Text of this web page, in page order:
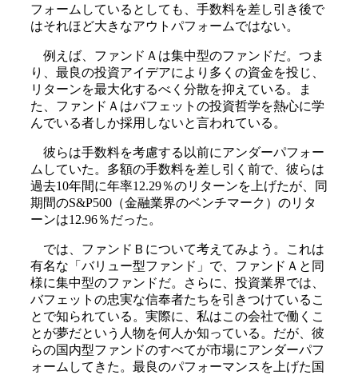
フォームしているとしても、手数料を差し引き後で
はそれほど大きなアウトパフォームではない。
例えば、ファンドＡは集中型のファンドだ。つま
り、最良の投資アイデアにより多くの資金を投じ、
リターンを最大化するべく分散を抑えている。ま
た、ファンドＡはバフェットの投資哲学を熱心に学
んでいる者しか採用しないと言われている。
彼らは手数料を考慮する以前にアンダーパフォー
ムしていた。多額の手数料を差し引く前で、彼らは
過去10年間に年率12.29％のリターンを上げたが、同
期間のS&P500（金融業界のベンチマーク）のリタ
ーンは12.96％だった。
では、ファンドＢについて考えてみよう。これは
有名な「バリュー型ファンド」で、ファンドＡと同
様に集中型のファンドだ。さらに、投資業界では、
バフェットの忠実な信奉者たちを引きつけているこ
とで知られている。実際に、私はこの会社で働くこ
とが夢だという人物を何人か知っている。だが、彼
らの国内型ファンドのすべてが市場にアンダーパフ
ォームしてきた。最良のパフォーマンスを上げた国